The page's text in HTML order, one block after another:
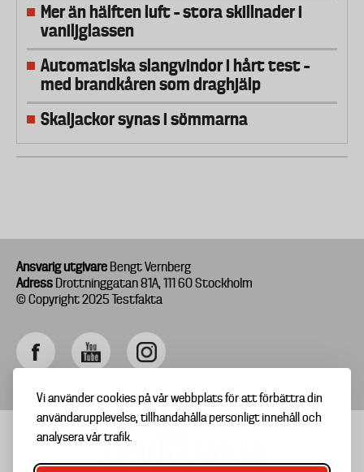
Vi använder cookies på vår webbplats för att förbättra din
användarupplevelse, tillhandahålla personligt innehåll och
analysera vår trafik.
Mer än hälften luft – stora skillnader i
vaniljglassen
Automatiska slangvindor i hårt test –
med brandkåren som draghjälp
Skaljackor synas i sömmarna
Ansvarig utgivare Bengt Vernberg
Adress Drottninggatan 81A, 111 60 Stockholm
© Copyright 2025 Testfakta